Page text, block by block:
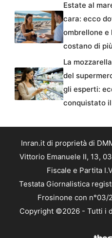
Estate al
cara: ecco
ombrellone e
costano di
La
del
gli esperti:
conquistato
Inran.it di proprietà di
Vittorio Emanuele II, 13,
Fiscale e Partita
Testata Giornalistica
Frosinone con
Copyright ©2026 - Tutti i